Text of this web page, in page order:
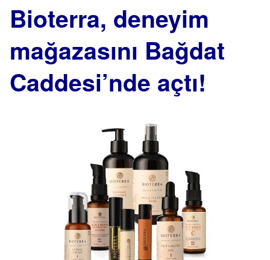
Bioterra, deneyim
mağazasını Bağdat
Caddesi’nde açtı!